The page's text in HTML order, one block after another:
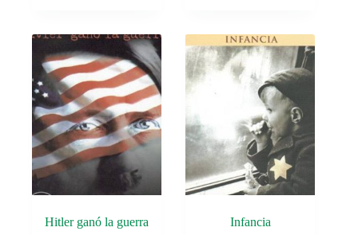
Hitler ganó la guerra
Infancia